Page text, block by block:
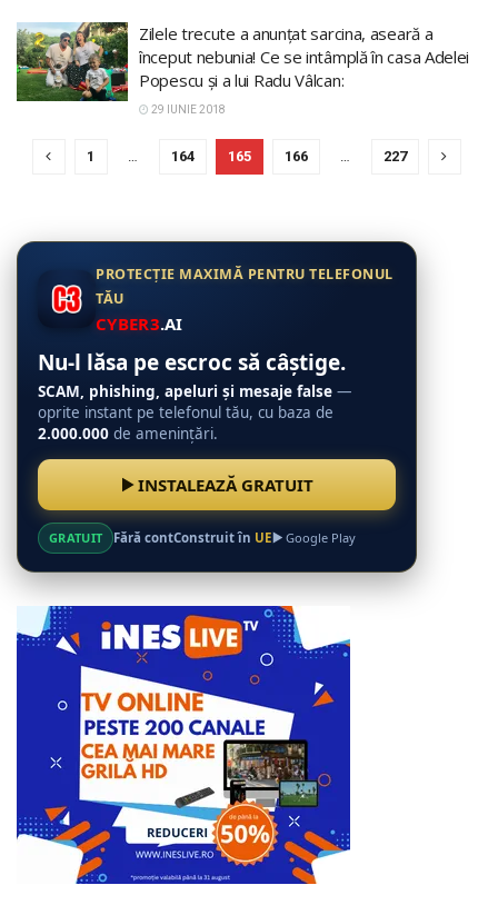
Zilele trecute a anunţat sarcina, aseară a
început nebunia! Ce se intâmplă în casa Adelei
Popescu şi a lui Radu Vâlcan:
29 IUNIE 2018
1 164 165 166 227
PROTECȚIE MAXIMĂ PENTRU TELEFONUL
TĂU
CYBER3.AI
Nu-l lăsa pe escroc să câștige.
SCAM, phishing, apeluri și mesaje false —
oprite instant pe telefonul tău, cu baza de
2.000.000 de amenințări.
INSTALEAZĂ GRATUIT
GRATUIT Fără contConstruit în UE Google Play